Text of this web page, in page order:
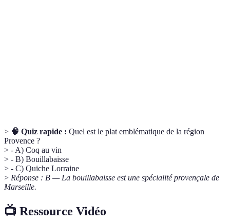
> 🧠 Quiz rapide : Quel est le plat emblématique de la région
Provence ?
> - A) Coq au vin
> - B) Bouillabaisse
> - C) Quiche Lorraine
> Réponse : B — La bouillabaisse est une spécialité provençale de
Marseille.
📺 Ressource Vidéo